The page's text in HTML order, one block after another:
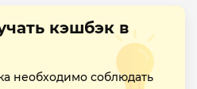
кэшбэк в
необходимо соблюдать